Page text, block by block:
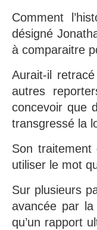
Comment
désigné
à comparaitre
Aurait-il
autres
concevoir que
transgressé la
Son
utiliser le mot
Sur plusieurs
avancée par
qu’un rapport